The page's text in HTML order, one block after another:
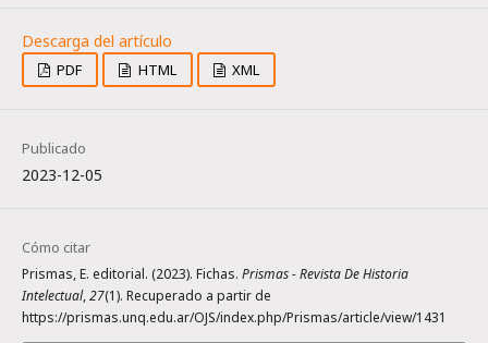
PDF HTML XML
Publicado
2023-12-05
Cómo citar
Prismas, E. editorial. (2023). Fichas. Prismas - Revista De Historia
Intelectual,27(1). Recuperado a partir de
https://prismas.unq.edu.ar/OJS/index.php/Prismas/article/view/1431